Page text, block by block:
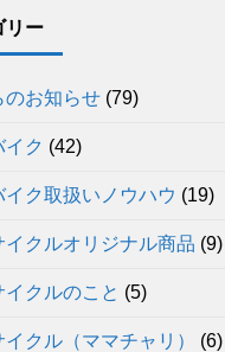
リー
のお知らせ (79)
イク (42)
イク取扱いノウハウ (19)
イクルオリジナル商品 (9)
イクルのこと (5)
イクル（ママチャリ） (6)